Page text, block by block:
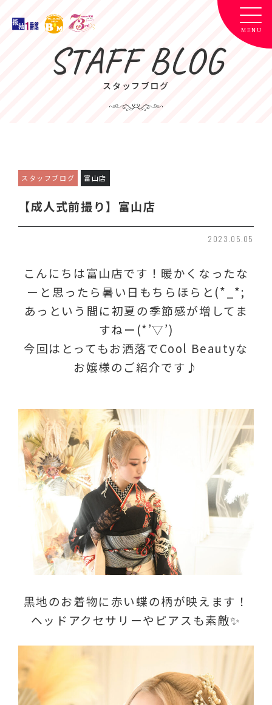
STAFF BLOG
スタッフブログ
スタッフブログ 富山店
【成人式前撮り】富山店
2023.05.05
こんにちは富山店です！暖かくなったな
ーと思ったら暑い日もちらほらと(*_*;
あっという間に初夏の季節感が増してま
すねー(*’▽’)
今回はとってもお洒落でCool Beautyな
お嬢様のご紹介です♪
黒地のお着物に赤い蝶の柄が映えます！
ヘッドアクセサリーやピアスも素敵✨